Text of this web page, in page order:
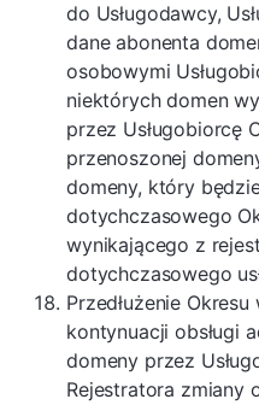
do Usługodawcy,
dane abonenta
osobowymi
niektórych domen
przez Usługobiorcę
przenoszonej
domeny, który
dotychczasowego
wynikającego z
dotychczasowego
Przedłużenie
kontynuacji obsługi
domeny przez
Rejestratora zmiany